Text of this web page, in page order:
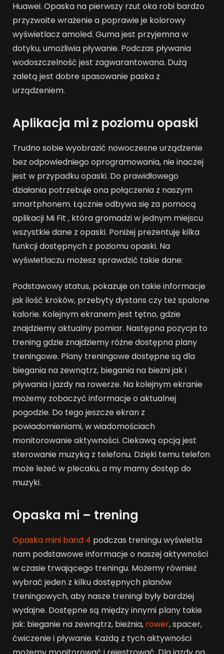
Huawei. Opaska na pierwszy rzut oka robi bardzo
przyzwoite wrażenie a poprawie je kolorowy
wyświetlacz amoled. Guma jest przyjemna w
dotyku, umożliwia pływanie. Podczas pływania
wodoszczelność jest zagwarantowana. Dużą
zaletą jest dobre spasowanie paska z
urządzeniem.
Aplikacja mi z poziomu opaski
Trudno sobie wyobrazić nowoczesne urządzenie
bez odpowiedniego oprogramowania, nie inaczej
jest w przypadku opaski. Do prawidłowego
działania potrzebuje ona połączenia z naszym
smartphonem. Łącznie odbywa się za pomocą
aplikacji Mi Fit , która gromadzi w jednym miejscu
wszystkie dane z opaski. Poniżej prezentuję kilka
funkcji dostępnych z poziomu opaski. Na
wyświetlaczu możesz sprawdzić takie dane:
Podstawowy status, pokazuje on takie informacje
jak ilość kroków, przebyty dystans czy też spalone
kalorie. Kolejnym ekranem jest tętno, gdzie
znajdziemy aktualny pomiar. Następna pozycja to
trening gdzie znajdziemy różne dostępna plany
treningowe. Plany treningowe dostępne są dla
biegania na zewnątrz, biegania na bieżni jak i
pływania i jazdy na rowerze. Na kolejnym ekranie
możemy zobaczyć informacje o aktualnej
pogodzie. Do tego jeszcze ekran z
powiadomieniami, w wiadomościach
monitorowanie aktywności. Ciekawą opcją jest
sterowanie muzyką z telefonu. Dzięki temu telefon
może leżeć w plecaku, a my mamy dostęp do
muzyki.
Opaska mi – trening
Opaska mini band 4 podczas treningu wyświetla
nam podstawowe informacje o naszej aktywności
w czasie trwającego treningu. Możemy również
wybrać jeden z kilku dostępnych planów
treningowych, aby nasze treningi były bardziej
wydajne. Dostępne są między innymi plany takie
jak: bieganie na zewnątrz, bieżnia, rower, spacer,
ćwiczenie i pływanie. Każdą z tych aktywności